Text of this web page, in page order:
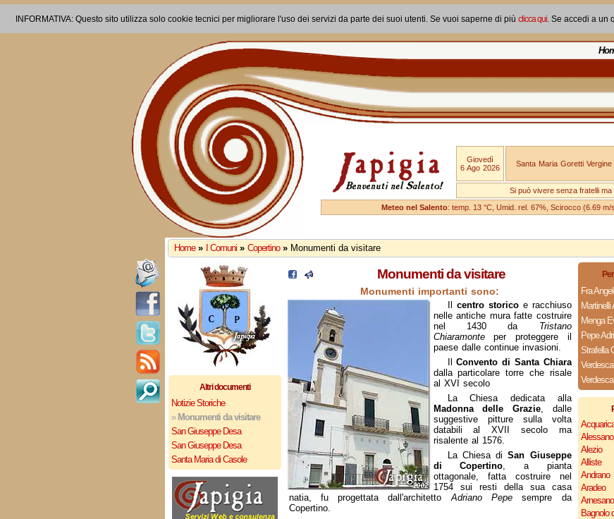
INFORMATIVA: Questo sito utilizza solo cookie tecnici per migliorare l'uso dei servizi da parte dei suoi utenti. Se vuoi saperne di più clicca qui. Se accedi a un
Giovedì
6 Ago 2026
Santa Maria Goretti
Si può vivere senza fratelli ma
Meteo nel Salento: temp. 13 °C, Umid. rel. 67%, Scirocco (6.69
Home » I Comuni » Copertino » Monumenti da visitare
Altri documenti
Notizie Storiche
» Monumenti da visitare
San Giuseppe Desa
San Giuseppe Desa
Santa Maria di Casole
Fra
Martinelli
Menga
Pepe
Strafella
Alessano
Alezio
Alliste
Andrano
Aradeo
Arnesano
Bagnolo
Monumenti da visitare
Monumenti importanti sono:
centro storicoe racchiuso
nelle antiche mura fatte costruire
nel 1430 da Tristano
Chiaramonteper proteggere il
paese dalle continue invasioni.
IlConvento di Santa Chiara
dalla particolare torre che risale
al XVI secolo
La Chiesa dedicata alla
Madonna delle Grazie, dalle
suggestive pitture sulla volta
databili al XVII secolo ma
risalente al 1576.
La Chiesa diSan Giuseppe
di Copertino, a pianta
ottagonale, fatta costruire nel
1754 sui resti della sua casa
natia, fu progettata dall'architettoAdriano Pepesempre da
Copertino.